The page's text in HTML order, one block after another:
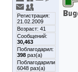
Регистрация:
21.02.2009
Возраст: 41
Сообщений:
30,463
Поблагодарил:
398 раз(а)
Поблагодарили
6048 раз(а)